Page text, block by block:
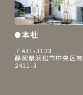
本社
〒431-3123
静岡県浜松市中央区
2411-3